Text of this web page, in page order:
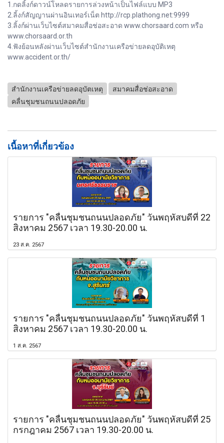
1.กดลิ้งก์ดาวน์โหลดรายการล่วงหน้าเป็นไฟล์แบบ MP3
2.ลิ้งก์สัญญานผ่านอินเทอร์เน็ต http://rcp.plathong.net:9999
3.ลิ้งก์ผ่านเว็บไซต์สมาคมสื่อช่อสะอาด www.chorsaard.com หรือ
www.chorsaard.or.th
4.ฟังย้อนหลังผ่านเว็บไซต์สำนักงานเครือข่ายลดอุบัติเหตุ
www.accident.or.th/
สำนักงานเครือข่ายลดอุบัตเหตุ
สมาคมสื่อช่อสะอาด
คลื่นชุมชนถนนปลอดภัย
เนื้อหาที่เกี่ยวข้อง
รายการ "คลื่นชุมชนถนนปลอดภัย" วันพฤหัสบดีที่ 22
สิงหาคม 2567 เวลา 19.30-20.00 น.
23 ส.ค. 2567
รายการ "คลื่นชุมชนถนนปลอดภัย" วันพฤหัสบดีที่ 1
สิงหาคม 2567 เวลา 19.30-20.00 น.
1 ส.ค. 2567
รายการ "คลื่นชุมชนถนนปลอดภัย" วันพฤหัสบดีที่ 25
กรกฎาคม 2567 เวลา 19.30-20.00 น.